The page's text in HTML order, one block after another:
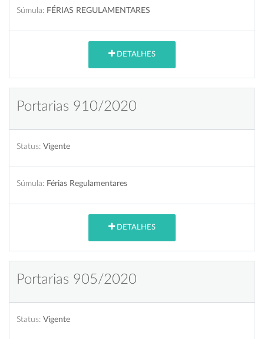
Súmula: FÉRIAS REGULAMENTARES
DETALHES
Portarias 910/2020
Status: Vigente
Súmula: Férias Regulamentares
DETALHES
Portarias 905/2020
Status: Vigente